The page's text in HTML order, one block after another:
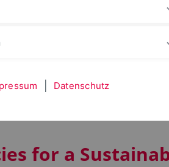
Future World
for a
Datenschutz